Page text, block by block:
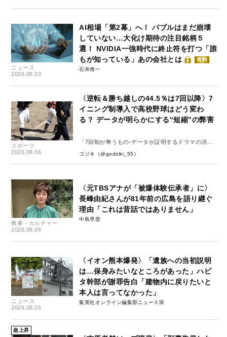
ニュース
2026.08.03
AI相場「第2幕」へ！ バブルはまだ崩壊
していない…大化け期待の注目銘柄５
選！ NVIDIA一強時代に終止符を打つ「誰
もが知っている」あの会社とは
有料
石井僚一
スポーツ
2026.08.06
〈逆転＆勝ち越しの44.5％は7回以降〉7
イニング制導入で高校野球はどう変わ
る？ データが明らかにする“短縮”の弊害
「7回制が奪うもの-データが証明するドラマの消
失-」
ゴジキ（@godziki_55）
教養・カルチャー
2026.08.06
〈元TBSアナが「被爆体験伝承者」に〉
長峰由紀さんが81年前の広島を語り継ぐ
理由「これは昔話ではありません」
中島早苗
ニュース
2026.08.05
〈イオン熊本爆発〉「遺族への当初説明
は…保身みたいなところがあった」ハビ
タ幹部が謝罪告白「建物内に戻りたいと
本人は言ってなかった」
集英社オンライン編集部ニュース班
急上昇